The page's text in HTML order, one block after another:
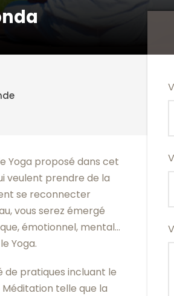
Yoga proposé dans cet
veulent prendre de la
se reconnecter
vous serez émergé
émotionnel, mental…
Yoga.
de pratiques incluant le
Méditation telle que la